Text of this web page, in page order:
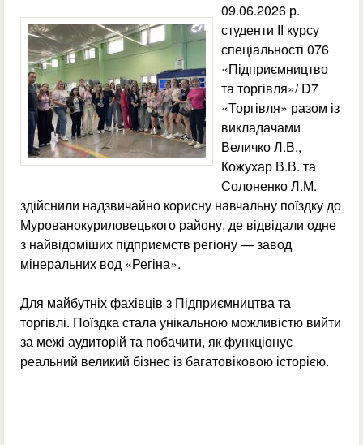
09.06.2026 р.
студенти ІІ курсу
спеціальності 076
«Підприємництво
та торгівля»/ D7
«Торгівля» разом із
викладачами
Величко Л.В.,
Кожухар В.В. та
Солоненко Л.М.
здійснили надзвичайно корисну навчальну поїздку до
Мурованокуриловецького району, де відвідали одне
з найвідоміших підприємств регіону — завод
мінеральних вод «Регіна».
Для майбутніх фахівців з Підприємництва та
торгівлі. Поїздка стала унікальною можливістю вийти
за межі аудиторій та побачити, як функціонує
реальний великий бізнес із багатовіковою історією.